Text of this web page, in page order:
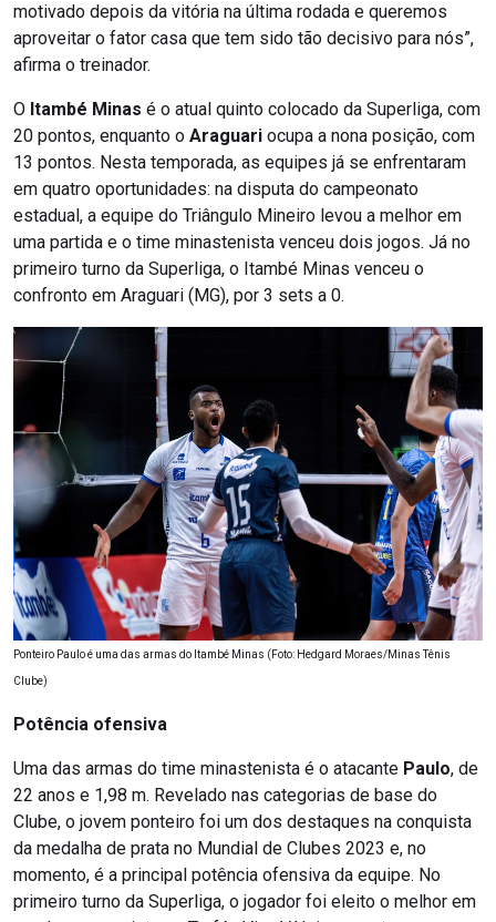
motivado depois da vitória na última rodada e queremos
aproveitar o fator casa que tem sido tão decisivo para nós”,
afirma o treinador.
O Itambé Minas é o atual quinto colocado da Superliga, com
20 pontos, enquanto o Araguari ocupa a nona posição, com
13 pontos. Nesta temporada, as equipes já se enfrentaram
em quatro oportunidades: na disputa do campeonato
estadual, a equipe do Triângulo Mineiro levou a melhor em
uma partida e o time minastenista venceu dois jogos. Já no
primeiro turno da Superliga, o Itambé Minas venceu o
confronto em Araguari (MG), por 3 sets a 0.
Ponteiro Paulo é uma das armas do Itambé Minas (Foto: Hedgard Moraes/Minas Tênis
Clube)
Potência ofensiva
Uma das armas do time minastenista é o atacante Paulo, de
22 anos e 1,98 m. Revelado nas categorias de base do
Clube, o jovem ponteiro foi um dos destaques na conquista
da medalha de prata no Mundial de Clubes 2023 e, no
momento, é a principal potência ofensiva da equipe. No
primeiro turno da Superliga, o jogador foi eleito o melhor em